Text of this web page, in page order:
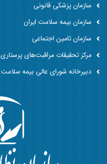
سازمان پزشکی قانونی
سازمان بیمه سلامت ایران
سازمان تامین اجتماعی
مرکز تحقیقات مراقبت‌های پرستاری
دبیرخانه شورای عالی بیمه سلامت